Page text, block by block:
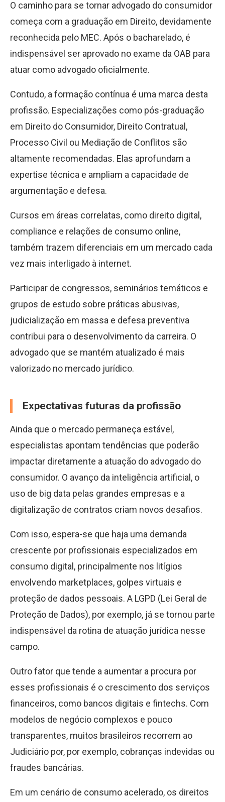
O caminho para se tornar advogado do consumidor
começa com a graduação em Direito, devidamente
reconhecida pelo MEC. Após o bacharelado, é
indispensável ser aprovado no exame da OAB para
atuar como advogado oficialmente.
Contudo, a formação contínua é uma marca desta
profissão. Especializações como pós-graduação
em Direito do Consumidor, Direito Contratual,
Processo Civil ou Mediação de Conflitos são
altamente recomendadas. Elas aprofundam a
expertise técnica e ampliam a capacidade de
argumentação e defesa.
Cursos em áreas correlatas, como direito digital,
compliance e relações de consumo online,
também trazem diferenciais em um mercado cada
vez mais interligado à internet.
Participar de congressos, seminários temáticos e
grupos de estudo sobre práticas abusivas,
judicialização em massa e defesa preventiva
contribui para o desenvolvimento da carreira. O
advogado que se mantém atualizado é mais
valorizado no mercado jurídico.
Expectativas futuras da profissão
Ainda que o mercado permaneça estável,
especialistas apontam tendências que poderão
impactar diretamente a atuação do advogado do
consumidor. O avanço da inteligência artificial, o
uso de big data pelas grandes empresas e a
digitalização de contratos criam novos desafios.
Com isso, espera-se que haja uma demanda
crescente por profissionais especializados em
consumo digital, principalmente nos litígios
envolvendo marketplaces, golpes virtuais e
proteção de dados pessoais. A LGPD (Lei Geral de
Proteção de Dados), por exemplo, já se tornou parte
indispensável da rotina de atuação jurídica nesse
campo.
Outro fator que tende a aumentar a procura por
esses profissionais é o crescimento dos serviços
financeiros, como bancos digitais e fintechs. Com
modelos de negócio complexos e pouco
transparentes, muitos brasileiros recorrem ao
Judiciário por, por exemplo, cobranças indevidas ou
fraudes bancárias.
Em um cenário de consumo acelerado, os direitos